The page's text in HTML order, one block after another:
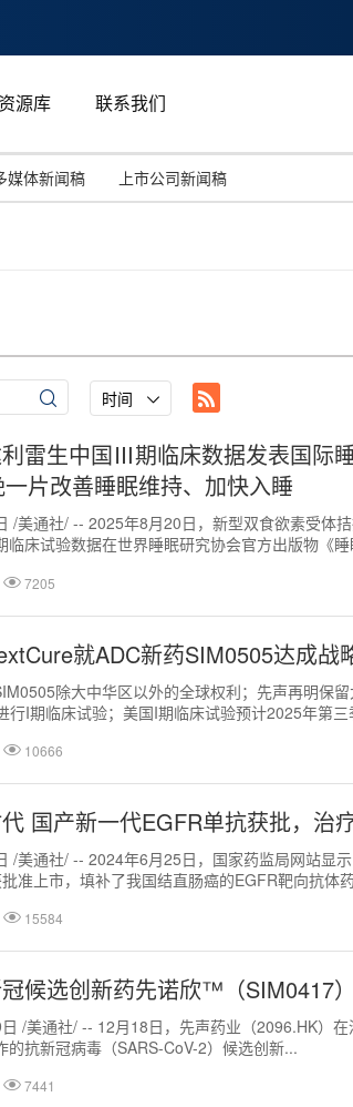
资源库 联系我们
人工智能
汉诺威工业博览会
体育
广告营销传媒
媒体新闻稿 上市公司新闻稿
时间
雷生中国Ⅲ期临床数据发表国际
片改善睡眠维持、加快入睡
/美通社/ -- 2025年8月20日，新型双食欲素受体
床试验数据在世界睡眠研究协会官方出版物《睡
7205
就ADC新药SIM0505达成战
除大中华区以外的全球权利；先声再明保
行I期临床试验；美国I期临床试验预计2025年第
10666
国产新一代EGFR单抗获批，治
/美通社/ -- 2024年6月25日，国家药监局网站显
准上市，填补了我国结直肠癌的EGFR靶向抗体
15584
候选创新药先诺欣™（SIM0417
/美通社/ -- 12月18日，先声药业（2096.HK）
的抗新冠病毒（SARS-CoV-2）候选创新...
7441